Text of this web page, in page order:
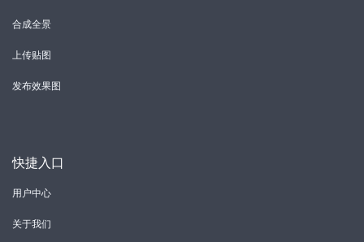
合成全景
上传贴图
发布效果图
快捷入口
用户中心
关于我们